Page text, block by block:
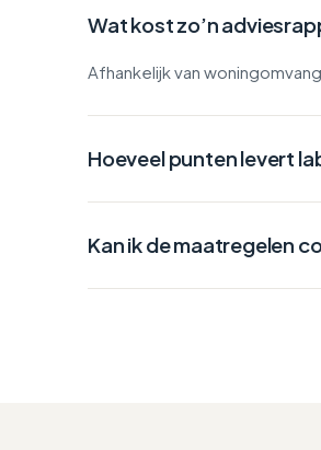
Wat kost zo’n
Afhankelijk van
Hoeveel punten levert
Kan ik de maatregelen